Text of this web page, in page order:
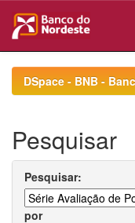
navigationDSpace - BNB -
Pesquisar
Pesquisar:
por